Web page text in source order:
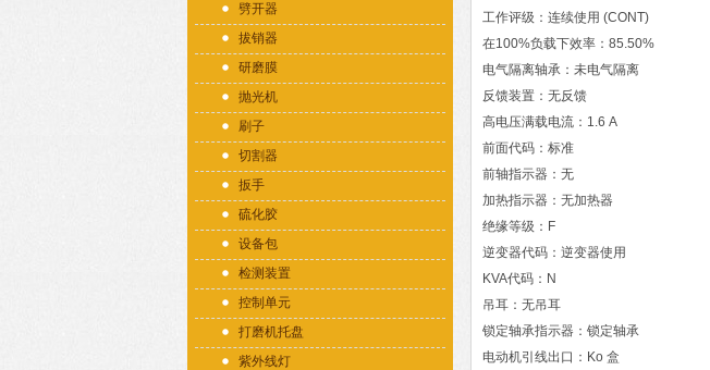
劈开器
拔销器
研磨膜
抛光机
刷子
切割器
扳手
硫化胶
设备包
检测装置
控制单元
打磨机托盘
紫外线灯
工作评级：连续使用 (CONT)
在100%负载下效率：85.50%
电气隔离轴承：未电气隔离
反馈装置：无反馈
高电压满载电流：1.6 A
前面代码：标准
前轴指示器：无
加热指示器：无加热器
绝缘等级：F
逆变器代码：逆变器使用
KVA代码：N
吊耳：无吊耳
锁定轴承指示器：锁定轴承
电动机引线出口：Ko 盒